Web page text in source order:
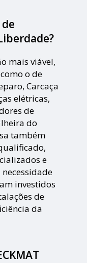
mais viável,
o de
Carcaça
elétricas,
de
do
também
e
investidos
de
da